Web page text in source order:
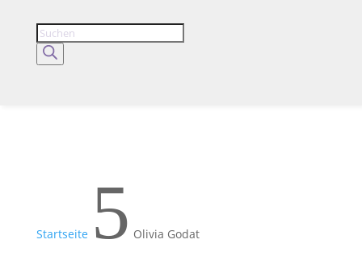
Products
search
Startseite 5 Olivia Godat